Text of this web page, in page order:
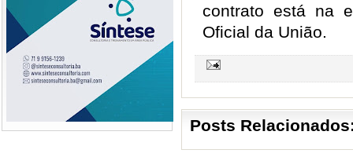
contrato está na
Oficial da União.
Posts